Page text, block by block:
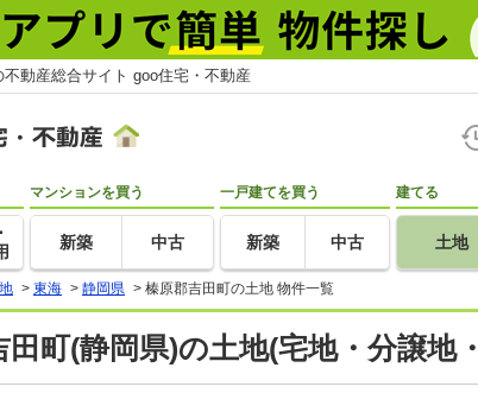
不動産総合サイト goo住宅・不動産
マンションを買う
新築 中古
一戸建てを買う
新築 中古
建てる
土地
> 東海 > 静岡県 > 榛原郡吉田町の土地 物件一覧
田町(静岡県)の土地(宅地・分譲地